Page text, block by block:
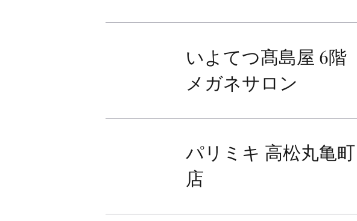
いよてつ髙島屋 6階
メガネサロン
パリミキ 高松丸亀町
店